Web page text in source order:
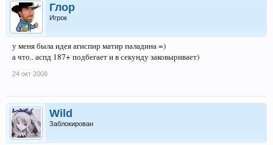
Глор
Игрок
у меня была идея агиспир матир паладина =)
а что.. аспд 187+ подбегает и в секунду заковыривает)
24 окт 2008
Wild
Заблокирован